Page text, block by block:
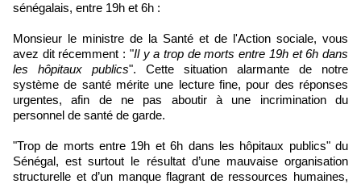
sénégalais, entre 19h et 6h :
Monsieur le ministre de la Santé et de l'Action sociale, vous
avez dit récemment : "Il y a trop de morts entre 19h et 6h dans
les hôpitaux publics". Cette situation alarmante de notre
système de santé mérite une lecture fine, pour des réponses
urgentes, afin de ne pas aboutir à une incrimination du
personnel de santé de garde.
"Trop de morts entre 19h et 6h dans les hôpitaux publics" du
Sénégal, est surtout le résultat d’une mauvaise organisation
structurelle et d’un manque flagrant de ressources humaines,